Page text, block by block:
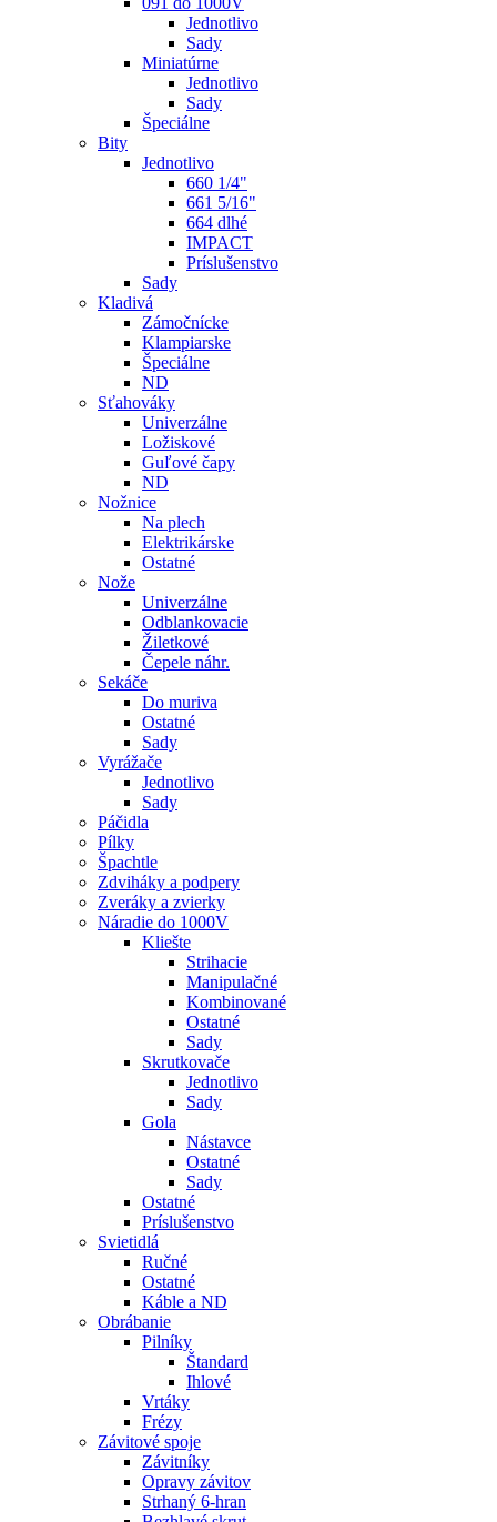
Jednotlivo
Sady
Miniatúrne
Jednotlivo
Sady
Špeciálne
Bity
Jednotlivo
660 1/4"
661 5/16"
664 dlhé
IMPACT
Príslušenstvo
Sady
Kladivá
Zámočnícke
Klampiarske
Špeciálne
ND
Sťahováky
Univerzálne
Ložiskové
Guľové čapy
ND
Nožnice
Na plech
Elektrikárske
Ostatné
Nože
Univerzálne
Odblankovacie
Žiletkové
Čepele náhr.
Sekáče
Do muriva
Ostatné
Sady
Vyrážače
Jednotlivo
Sady
Páčidla
Pílky
Špachtle
Zdviháky a podpery
Zveráky a zvierky
Náradie do 1000V
Kliešte
Strihacie
Manipulačné
Kombinované
Ostatné
Sady
Skrutkovače
Jednotlivo
Sady
Gola
Nástavce
Ostatné
Sady
Ostatné
Príslušenstvo
Svietidlá
Ručné
Ostatné
Káble a ND
Obrábanie
Pilníky
Štandard
Ihlové
Vrtáky
Frézy
Závitové spoje
Závitníky
Opravy závitov
Strhaný 6-hran